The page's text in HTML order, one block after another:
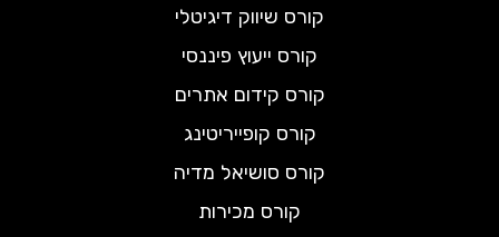
קורס שיווק דיגיטלי
קורס ייעוץ פיננסי
קורס קידום אתרים
קורס קופייריטינג
קורס סושיאל מדיה
קורס מכירות